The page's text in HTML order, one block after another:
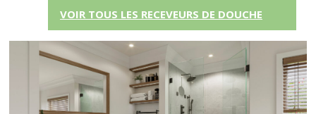
VOIR TOUS LES RECEVEURS DE DOUCHE